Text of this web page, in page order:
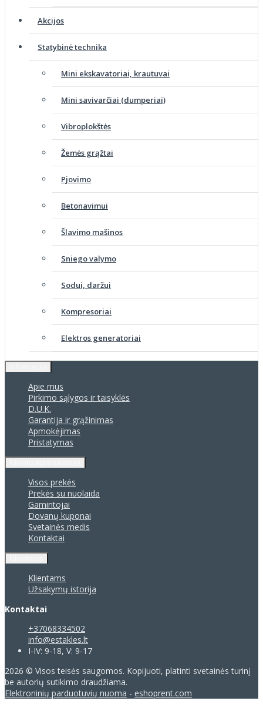
Akcijos
Statybinė technika
Mini ekskavatoriai, krautuvai
Mini savivarčiai (dumperiai)
Vibroplokštės
Žemės grąžtai
Pjovimo
Betonavimui
Šlavimo mašinos
Sniego valymo
Sodui, daržui
Kompresoriai
Elektros generatoriai
Apie mus
Pirkimo sąlygos ir taisyklės
D.U.K.
Garantija ir grąžinimas
Apmokėjimas
Pristatymas
Visos prekės
Prekės su nuolaida
Gamintojai
Dovanų kuponai
Svetainės medis
Kontaktai
Klientams
Užsakymų istorija
Kontaktai
+37068334502
info@estakles.lt
I-IV: 9-18, V: 9-17
2026 © Visos teisės saugomos. Kopijuoti, platinti svetainės turinį
be autorių sutikimo draudžiama.
Elektroninių parduotuvių nuoma - eshoprent.com